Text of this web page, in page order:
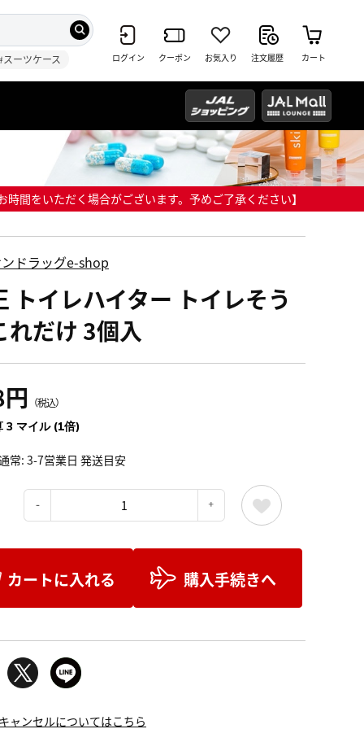
スーツケース ログイン クーポン お気入り 注文履歴 カート
間をいただく場合がございます。予めご了承ください】
ドラッグe-shop
トイレハイター トイレそう
れだけ 3個入
（税込）
3 マイル (1倍)
常: 3-7営業日 発送目安
カートに入れる 購入手続きへ
ャンセルについてはこちら